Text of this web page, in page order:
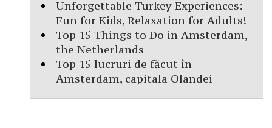
Unforgettable Turkey Experiences:
Fun for Kids, Relaxation for Adults!
Top 15 Things to Do in Amsterdam,
the Netherlands
Top 15 lucruri de făcut în
Amsterdam, capitala Olandei